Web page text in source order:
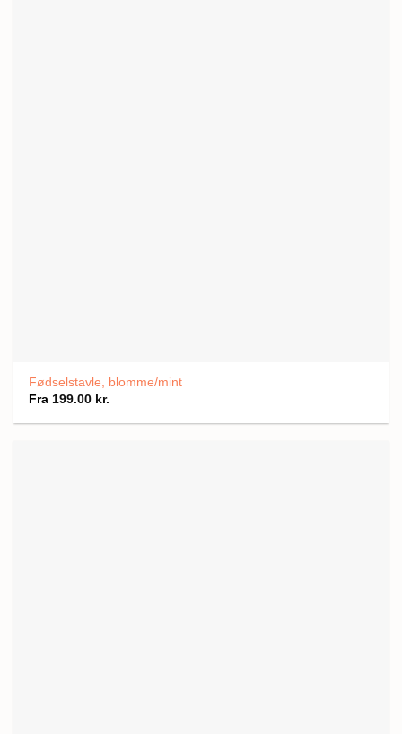
Fødselstavle, blomme/mint
Fra 199.00 kr.